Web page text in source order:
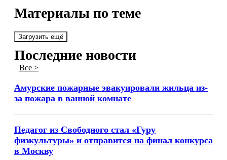
Материалы по теме
Загрузить ещё
Последние новости
Все >
Амурские пожарные эвакуировали жильца из-
за пожара в ванной комнате
Педагог из Свободного стал «Гуру
физкультуры» и отправится на финал конкурса
в Москву